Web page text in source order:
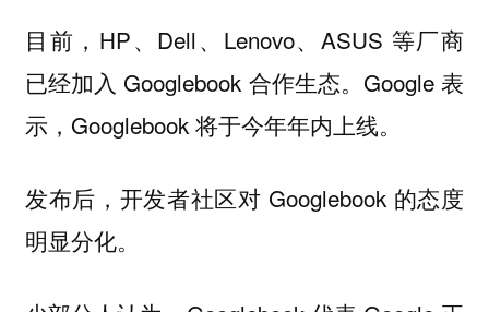
目前，HP、Dell、Lenovo、ASUS 等厂商
已经加入 Googlebook 合作生态。Google 表
示，Googlebook 将于今年年内上线。
发布后，开发者社区对 Googlebook 的态度
明显分化。